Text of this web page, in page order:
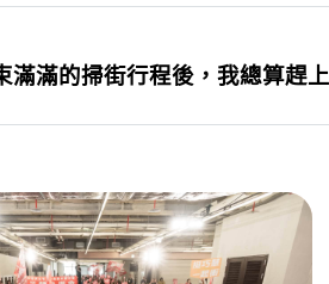
滿滿的掃街行程後，我總算趕